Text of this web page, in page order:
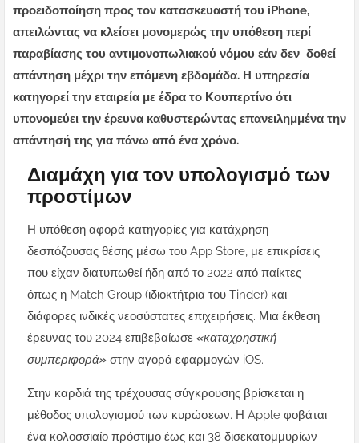
προειδοποίηση προς τον κατασκευαστή του iPhone,
απειλώντας να κλείσει μονομερώς την υπόθεση περί
παραβίασης του αντιμονοπωλιακού νόμου εάν δεν δοθεί
απάντηση μέχρι την επόμενη εβδομάδα. Η υπηρεσία
κατηγορεί την εταιρεία με έδρα το Κουπερτίνο ότι
υπονομεύει την έρευνα καθυστερώντας επανειλημμένα την
απάντησή της για πάνω από ένα χρόνο.
Διαμάχη για τον υπολογισμό των
προστίμων
Η υπόθεση αφορά κατηγορίες για κατάχρηση
δεσπόζουσας θέσης μέσω του App Store, με επικρίσεις
που είχαν διατυπωθεί ήδη από το 2022 από παίκτες
όπως η Match Group (ιδιοκτήτρια του Tinder) και
διάφορες ινδικές νεοσύστατες επιχειρήσεις. Μια έκθεση
έρευνας του 2024 επιβεβαίωσε «καταχρηστική
συμπεριφορά» στην αγορά εφαρμογών iOS.
Στην καρδιά της τρέχουσας σύγκρουσης βρίσκεται η
μέθοδος υπολογισμού των κυρώσεων. Η Apple φοβάται
ένα κολοσσιαίο πρόστιμο έως και 38 δισεκατομμυρίων